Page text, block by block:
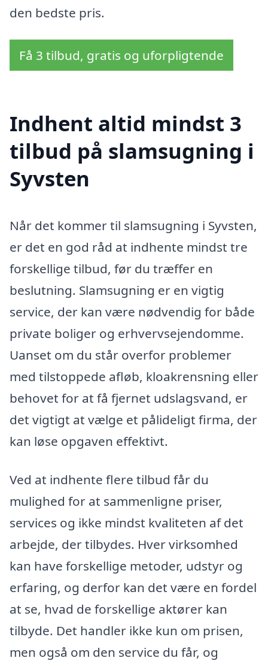
den bedste pris.
Få 3 tilbud, gratis og uforpligtende
Indhent altid mindst 3
tilbud på slamsugning i
Syvsten
Når det kommer til slamsugning i Syvsten,
er det en god råd at indhente mindst tre
forskellige tilbud, før du træffer en
beslutning. Slamsugning er en vigtig
service, der kan være nødvendig for både
private boliger og erhvervsejendomme.
Uanset om du står overfor problemer
med tilstoppede afløb, kloakrensning eller
behovet for at få fjernet udslagsvand, er
det vigtigt at vælge et pålideligt firma, der
kan løse opgaven effektivt.
Ved at indhente flere tilbud får du
mulighed for at sammenligne priser,
services og ikke mindst kvaliteten af det
arbejde, der tilbydes. Hver virksomhed
kan have forskellige metoder, udstyr og
erfaring, og derfor kan det være en fordel
at se, hvad de forskellige aktører kan
tilbyde. Det handler ikke kun om prisen,
men også om den service du får, og